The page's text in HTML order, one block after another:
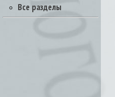
Все разделы